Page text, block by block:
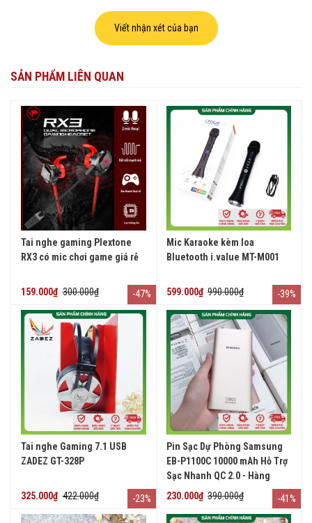
Viết nhận xét của bạn
SẢN PHẨM LIÊN QUAN
Tai nghe gaming Plextone
RX3 có mic chơi game giá rẻ
159.000₫ 300.000₫ -47%
Mic Karaoke kèm loa
Bluetooth i.value MT-M001
599.000₫ 990.000₫ -39%
Tai nghe Gaming 7.1 USB
ZADEZ GT-328P
325.000₫ 422.000₫ -23%
Pin Sạc Dự Phòng Samsung
EB-P1100C 10000 mAh Hỗ Trợ
Sạc Nhanh QC 2.0 - Hàng
Chính Hãng
230.000₫ 390.000₫ -41%